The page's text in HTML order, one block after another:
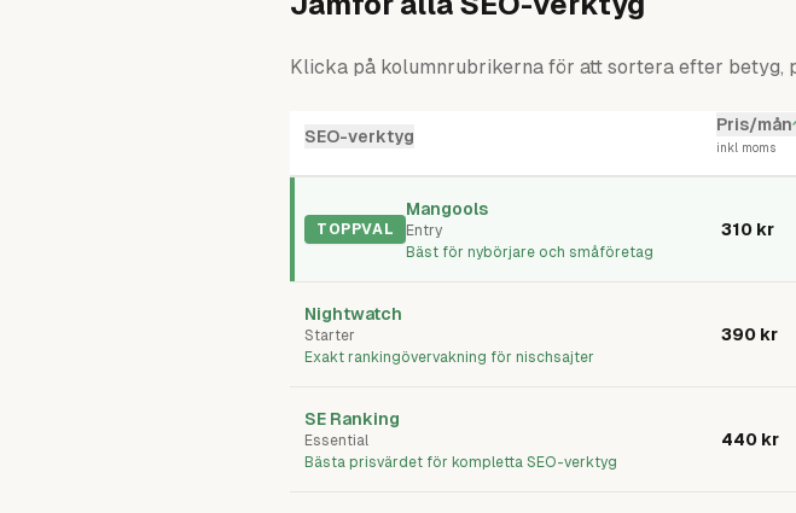
Klicka på kolumnrubrikerna för att sortera efter betyg,
SEO-verktyg
Pris/mån
inkl moms
TOPPVAL
Mangools
Entry
Bäst för nybörjare och småföretag
310 kr
Nightwatch
Starter
Exakt rankingövervakning för nischsajter
390 kr
SE Ranking
Essential
Bästa prisvärdet för kompletta SEO-verktyg
440 kr